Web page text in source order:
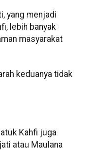
yang menjadi
lebih banyak
masyarakat
keduanya tidak
Kahfi juga
atau Maulana